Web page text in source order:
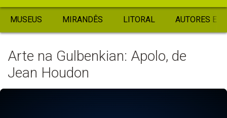
MUSEUS MIRANDÊS LITORAL AUTORES
Arte na Gulbenkian: Apolo, de
Jean Houdon